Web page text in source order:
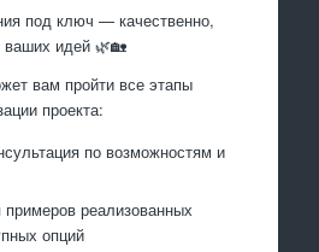
под ключ — качественно,
идей 🌿🏡
вам пройти все этапы
проекта:
по возможностям и
реализованных
опций